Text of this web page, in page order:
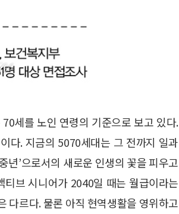
세를 노인 연령의 기준으로 보고 있다.
다. 지금의 5070세대는 그 전까지 일과
년’으로서의 새로운 인생의 꽃을 피우고
브 시니어가 2040일 때는 월급이라는
다르다. 물론 아직 현역생활을 영위하고